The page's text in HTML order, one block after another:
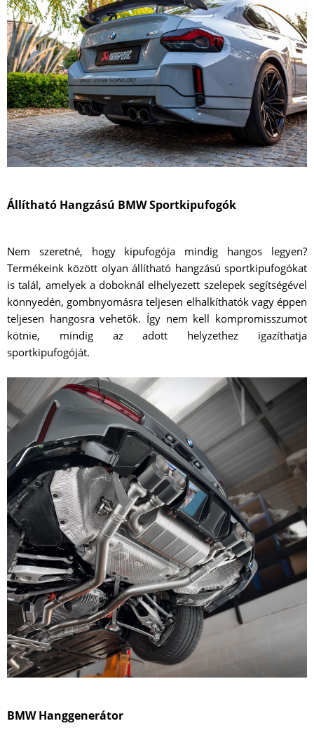
Állítható Hangzású BMW Sportkipufogók
Nem szeretné, hogy kipufogója mindig hangos legyen?
Termékeink között olyan állítható hangzású sportkipufogókat
is talál, amelyek a doboknál elhelyezett szelepek segítségével
könnyedén, gombnyomásra teljesen elhalkíthatók vagy éppen
teljesen hangosra vehetők. Így nem kell kompromisszumot
kötnie, mindig az adott helyzethez igazíthatja
sportkipufogóját.
BMW Hanggenerátor